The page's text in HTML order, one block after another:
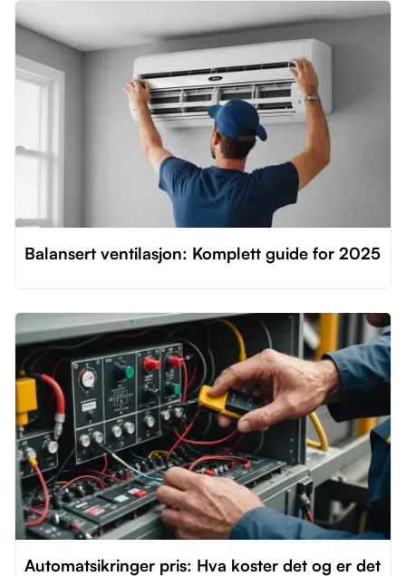
Balansert ventilasjon: Komplett guide for 2025
Automatsikringer pris: Hva koster det og er det